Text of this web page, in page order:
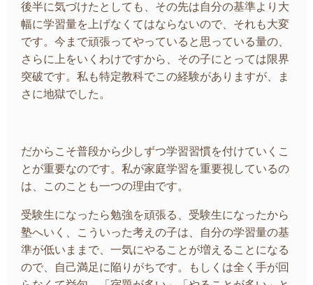
後半に気づけたとしても、その先は自分の基準より大
幅に学習量を上げなくてはならないので、それも大変
です。今まで頑張ってやっていると思っている量の、
さらに上をいくわけですから、その子にとっては限界
突破です。私も特定教科でこの経験がありますが、ま
さに地獄でした。
だからこそ普段から少しずつ学習習慣を付けていくこ
とが重要なのです。私が家庭学習を重要視しているの
は、このことも一つの理由です。
受験生になったら勉強を頑張る、受験生になったから
塾へいく、こういった考えの子は、自分の学習量の基
準が低いままで、一気にやることが増えることになる
ので、自己満足に陥りがちです。もしくは全く手が回